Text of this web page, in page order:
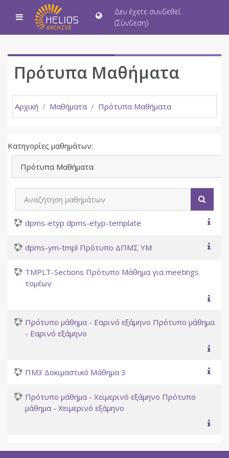
Μετάβαση στο κεντρικό περιεχόμενο
Πλευρικός πίνακας
Δεν έχετε συνδεθεί.
(Σύνδεση)
Πρότυπα Μαθήματα
Αρχική Μαθήματα Πρότυπα Μαθήματα
Κατηγορίες μαθημάτων:
dpms-etyp dpms-etyp-template
dpms-ym-tmpl Πρότυπο ΔΠΜΣ ΥΜ
TMPLT-Sections Πρότυπο Μάθημα για meetings
τομέων
Πρότυπο μάθημα - Εαρινό εξάμηνο Πρότυπο μάθημα
- Εαρινό εξάμηνο
ΠΜ3 Δοκιμαστικό Μάθημα 3
Πρότυπο μάθημα - Χειμερινό εξάμηνο Πρότυπο
μάθημα - Χειμερινό εξάμηνο